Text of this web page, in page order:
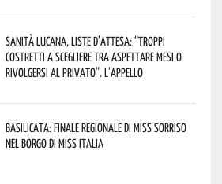
Sanità lucana, liste d’attesa: “Troppi
costretti a scegliere tra aspettare mesi o
rivolgersi al privato”. L’appello
Basilicata: finale regionale di Miss Sorriso
nel borgo di Miss Italia